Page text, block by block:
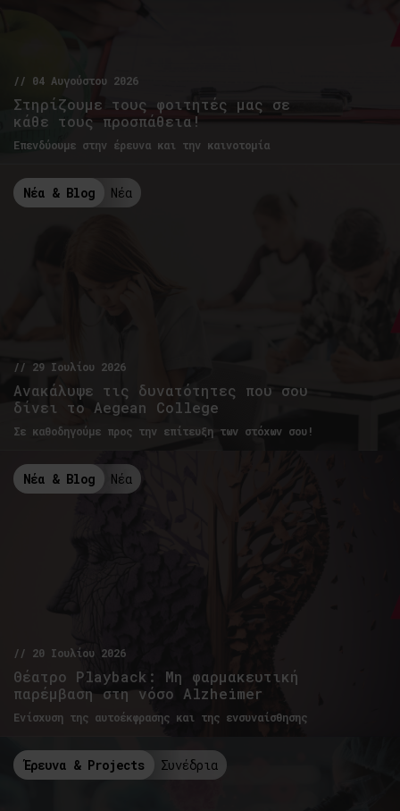
// 04 Αυγούστου 2026
Στηρίζουμε τους φοιτητές μας σε
κάθε τους προσπάθεια!
Επενδύουμε στην έρευνα και την καινοτομία
Νέα & Blog Νέα
// 29 Ιουλίου 2026
Ανακάλυψε τις δυνατότητες που σου
δίνει το Aegean College
Σε καθοδηγούμε προς την επίτευξη των στόχων σου!
Νέα & Blog Νέα
// 20 Ιουλίου 2026
Θέατρο Playback: Μη φαρμακευτική
παρέμβαση στη νόσο Alzheimer
Ενίσχυση της αυτοέκφρασης και της ενσυναίσθησης
Έρευνα & Projects Συνέδρια